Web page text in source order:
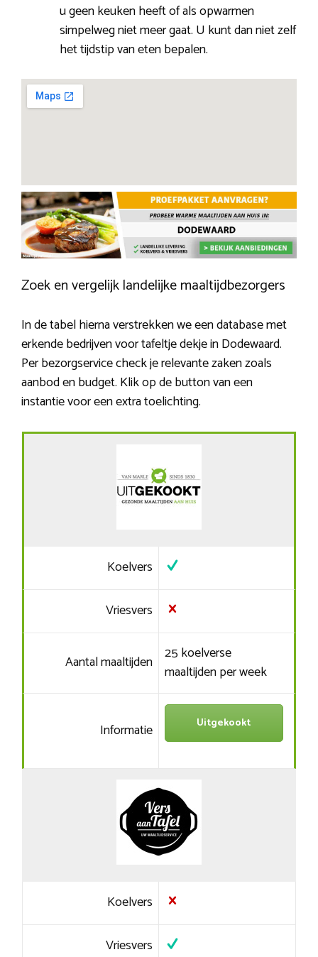
u geen keuken heeft of als opwarmen
simpelweg niet meer gaat. U kunt dan niet zelf
het tijdstip van eten bepalen.
Zoek en vergelijk landelijke maaltijdbezorgers
In de tabel hierna verstrekken we een database met
erkende bedrijven voor tafeltje dekje in Dodewaard.
Per bezorgservice check je relevante zaken zoals
aanbod en budget. Klik op de button van een
instantie voor een extra toelichting.
Koelvers
Vriesvers
Aantal maaltijden 25 koelverse
maaltijden per week
Informatie Uitgekookt
Koelvers
Vriesvers